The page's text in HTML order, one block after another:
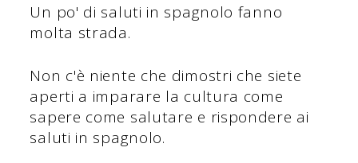
Un po' di saluti in spagnolo fanno
molta strada.
Non c'è niente che dimostri che siete
aperti a imparare la cultura come
sapere come salutare e rispondere ai
saluti in spagnolo.